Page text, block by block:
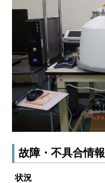
故障・不具合情報
状況